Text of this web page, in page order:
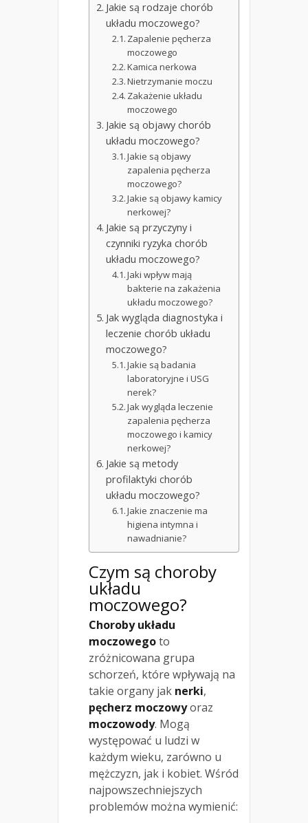
Jakie są rodzaje chorób
układu moczowego?
Zapalenie pęcherza
moczowego
Kamica nerkowa
Nietrzymanie moczu
Zakażenie układu
moczowego
Jakie są objawy chorób
układu moczowego?
Jakie są objawy
zapalenia pęcherza
moczowego?
Jakie są objawy kamicy
nerkowej?
Jakie są przyczyny i
czynniki ryzyka chorób
układu moczowego?
Jaki wpływ mają
bakterie na zakażenia
układu moczowego?
Jak wygląda diagnostyka i
leczenie chorób układu
moczowego?
Jakie są badania
laboratoryjne i USG
nerek?
Jak wygląda leczenie
zapalenia pęcherza
moczowego i kamicy
nerkowej?
Jakie są metody
profilaktyki chorób
układu moczowego?
Jakie znaczenie ma
higiena intymna i
nawadnianie?
Czym są choroby
układu
moczowego?
Choroby układu
moczowegoto
zróżnicowana grupa
schorzeń, które wpływają na
takie organy jak nerki,
pęcherz moczowyoraz
moczowody. Mogą
występować u ludzi w
każdym wieku, zarówno u
mężczyzn, jak i kobiet. Wśród
najpowszechniejszych
problemów można wymienić: